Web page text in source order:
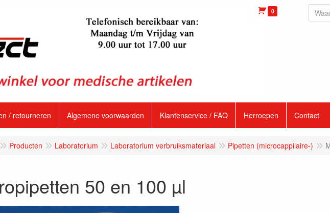
0
/ retourneren Algemene voorwaarden Klantenservice / FAQ Herroepen Contact
Producten Laboratorium Laboratorium verbruiksmateriaal Pipetten (microcappilaire-)
50 en 100 µl